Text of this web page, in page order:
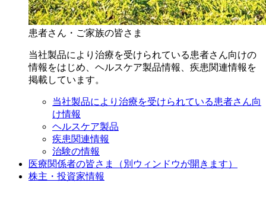
患者さん・ご家族の皆さま
当社製品により治療を受けられている患者さん向けの
情報をはじめ、ヘルスケア製品情報、疾患関連情報を
掲載しています。
当社製品により治療を受けられている患者さん向
け情報
ヘルスケア製品
疾患関連情報
治験の情報
医療関係者の皆さま
（別ウィンドウが開きます）
株主・投資家情報